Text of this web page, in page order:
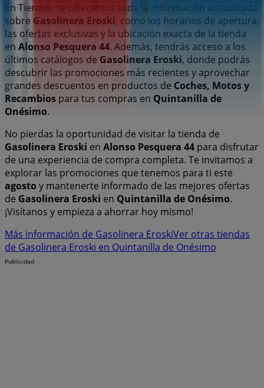
En Tiendeo te ofrecemos toda la información actualizada
sobre Gasolinera Eroski, como los horarios de apertura,
las ofertas exclusivas y la ubicación exacta de la tienda
en Alonso Pesquera 44. Además, tendrás acceso a los
últimos catálogos de Gasolinera Eroski, donde podrás
descubrir las promociones más recientes y aprovechar
grandes descuentos en productos de Coches, Motos y
Recambios para tus compras en Quintanilla de
Onésimo.
No pierdas la oportunidad de visitar la tienda de
Gasolinera Eroski en Alonso Pesquera 44 para disfrutar
de una experiencia de compra completa. Te invitamos a
explorar las promociones que tenemos para ti este
agosto y mantenerte informado de las mejores ofertas
de Gasolinera Eroski en Quintanilla de Onésimo.
¡Visítanos y empieza a ahorrar hoy mismo!
Más información de Gasolinera EroskiVer otras tiendas
de Gasolinera Eroski en Quintanilla de Onésimo
Publicidad